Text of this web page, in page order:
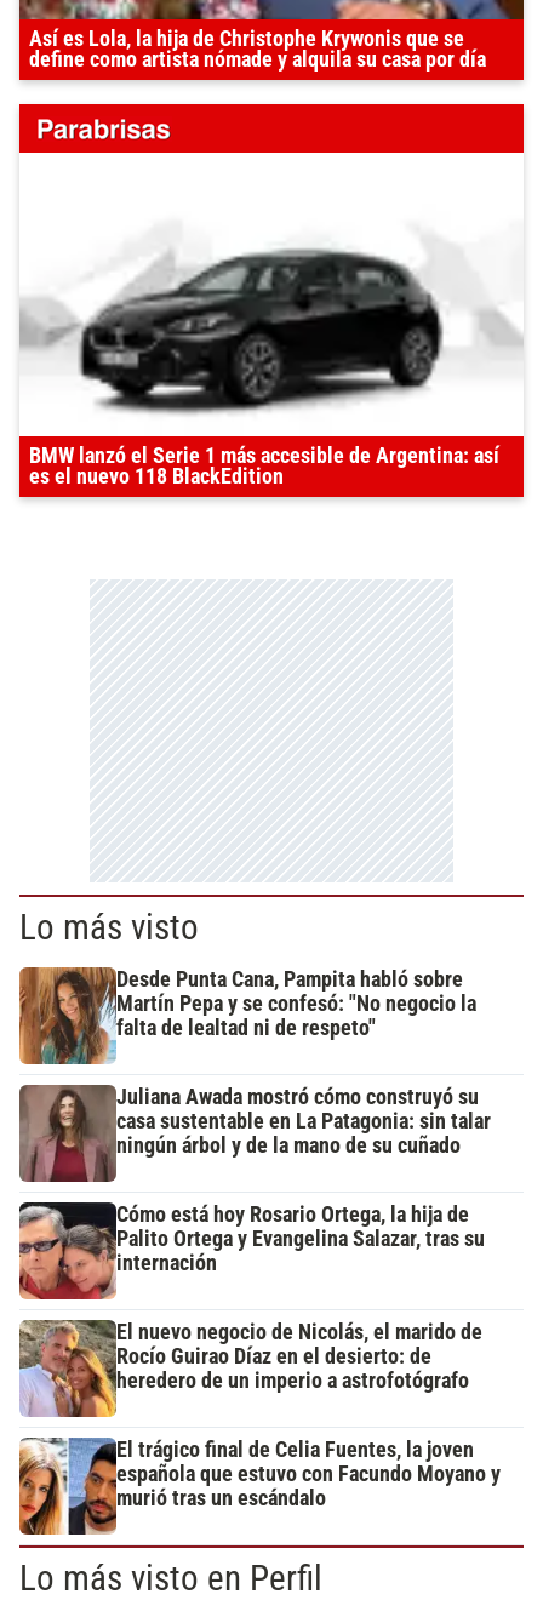
Así es Lola, la hija de Christophe Krywonis que se
define como artista nómade y alquila su casa por día
BMW lanzó el Serie 1 más accesible de Argentina: así
es el nuevo 118 BlackEdition
Lo más visto
Desde Punta Cana, Pampita habló sobre
Martín Pepa y se confesó: "No negocio la
falta de lealtad ni de respeto"
Juliana Awada mostró cómo construyó su
casa sustentable en La Patagonia: sin talar
ningún árbol y de la mano de su cuñado
Cómo está hoy Rosario Ortega, la hija de
Palito Ortega y Evangelina Salazar, tras su
internación
El nuevo negocio de Nicolás, el marido de
Rocío Guirao Díaz en el desierto: de
heredero de un imperio a astrofotógrafo
El trágico final de Celia Fuentes, la joven
española que estuvo con Facundo Moyano y
murió tras un escándalo
Lo más visto en Perfil